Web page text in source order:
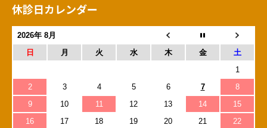
休診日カレンダー
2026年 8月
日
月 火 水 木 金
土
1
2
3 4 5 6 7
8
9
10 11 12 13 14
15
16
17 18 19 20 21
22